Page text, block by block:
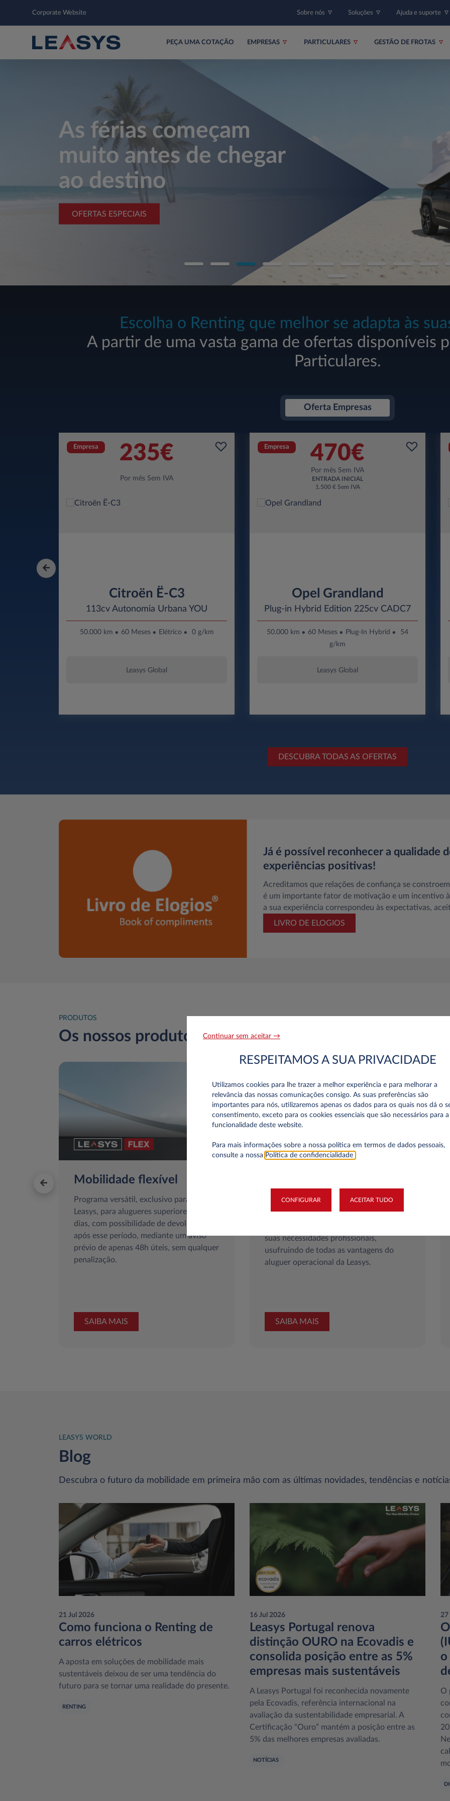
Corporate Website Sobre nós Soluções Ajuda e suporte
PEÇA UMA COTAÇÃO EMPRESAS PARTICULARES GESTÃO DE FROTAS
As férias começam
muito antes de chegar
ao destino
OFERTAS ESPECIAIS
Escolha o Renting que melhor se adapta às
A partir de uma vasta gama de ofertas disponíveis
Particulares.
Oferta Empresas
Empresa 235€
Por mês Sem IVA
Citroën Ë-C3
113cv Autonomia Urbana YOU
50.000 km 60 Meses Elétrico 0 g/km
Leasys Global
Empresa 470€
Por mês Sem IVA
ENTRADA INICIAL
1.500 € Sem IVA
Opel Grandland
Plug-in Hybrid Edition 225cv CADC7
50.000 km 60 Meses Plug-In Hybrid
54
g/km
Leasys Global
DESCUBRA TODAS AS OFERTAS
Já é possível reconhecer a qualidade
experiências positivas!
Acreditamos que relações de confiança se
é um importante fator de motivação e um incentivo
a sua experiência correspondeu às expectativas,
LIVRO DE ELOGIOS
PRODUTOS
Os nossos produtos
Mobilidade flexível
Programa versátil, exclusivo para clientes
Leasys, para alugueres superiores a 30
dias, com possibilidade de devolução
após esse período, mediante um aviso
prévio de apenas 48h úteis, sem qualquer
penalização.
SAIBA MAIS
sua profissão
Com a Leasys PRO pode alugar uma
suas necessidades profissionais,
usufruindo de todas as vantagens do
aluguer operacional da Leasys.
SAIBA MAIS
LEASYS WORLD
Blog
Descubra o futuro da mobilidade em primeira mão com as últimas novidades, tendências e
21 Jul 2026
Como funciona o Renting de
carros elétricos
A aposta em soluções de mobilidade mais
sustentáveis deixou de ser uma tendência do
futuro para se tornar uma realidade do presente.
RENTING
16 Jul 2026
Leasys Portugal renova
distinção OURO na Ecovadis e
consolida posição entre as 5%
empresas mais sustentáveis
A Leasys Portugal foi reconhecida novamente
pela Ecovadis, referência internacional na
avaliação da sustentabilidade empresarial. A
Certificação “Ouro” mantém a posição entre as
5% das melhores empresas avaliadas.
NOTÍCIAS
27
o
O
Continuar sem aceitar →
RESPEITAMOS A SUA PRIVACIDADE
Utilizamos cookies para lhe trazer a melhor experiência e para melhorar a
relevância das nossas comunicações consigo. As suas preferências são
importantes para nós, utilizaremos apenas os dados para os quais nos dá o
consentimento, exceto para os cookies essenciais que são necessários para a
funcionalidade deste website.
Para mais informações sobre a nossa política em termos de dados pessoais,
consulte a nossa Política de confidencialidade
CONFIGURAR ACEITAR TUDO